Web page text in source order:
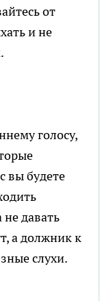
от
и не
голосу,
вы будете
давать
а должник к
слухи.